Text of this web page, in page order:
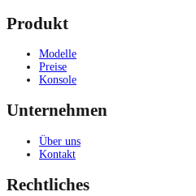
Produkt
Modelle
Preise
Konsole
Unternehmen
Über uns
Kontakt
Rechtliches